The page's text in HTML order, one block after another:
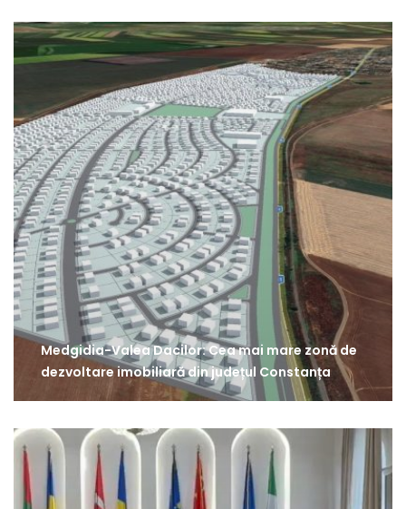
Medgidia-Valea Dacilor: Cea mai mare zonă de
dezvoltare imobiliară din județul Constanța